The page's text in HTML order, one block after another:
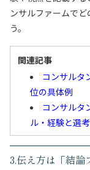
ンサルファームで
う。
関連記事
コンサルタ
位の具体例
コンサルタ
ル・経験と選
3.伝え方は「結論